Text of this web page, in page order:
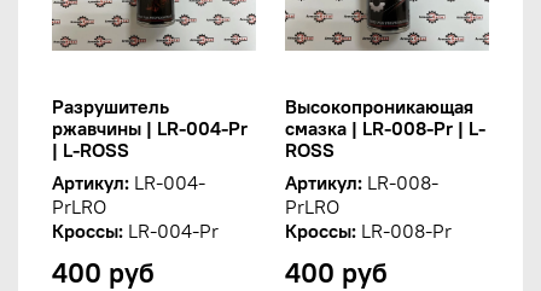
Разрушитель
ржавчины | LR-004-Pr
| L-ROSS
Артикул: LR-004-
PrLRO
Кроссы: LR-004-Pr
400 руб
Высокопроникающая
смазка | LR-008-Pr | L-
ROSS
Артикул: LR-008-
PrLRO
Кроссы: LR-008-Pr
400 руб